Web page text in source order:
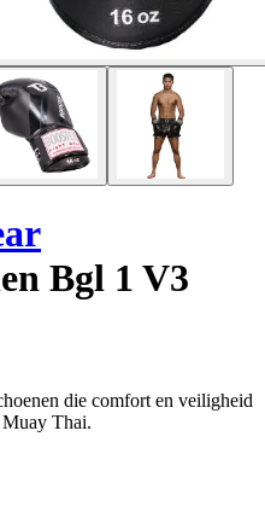
Bgl 1 V3
die comfort en veiligheid
Thai.